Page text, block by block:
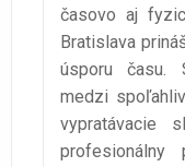
časovo aj
Bratislava
úsporu času.
medzi
vypratávacie
profesionálny